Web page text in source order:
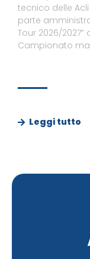
tecnico delle
parte
Tour 2026/
Campionato
Leggi tutto